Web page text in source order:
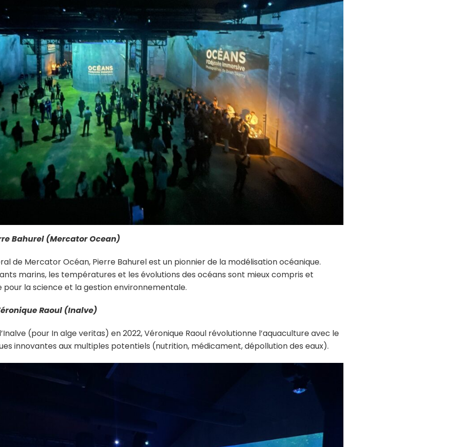
Bahurel (Mercator Ocean)
de Mercator Océan, Pierre Bahurel est un pionnier de la modélisation océanique.
marins, les températures et les évolutions des océans sont mieux compris et
la science et la gestion environnementale.
Raoul (Inalve)
(pour In alge veritas) en 2022, Véronique Raoul révolutionne l’aquaculture avec le
innovantes aux multiples potentiels (nutrition, médicament, dépollution des eaux).